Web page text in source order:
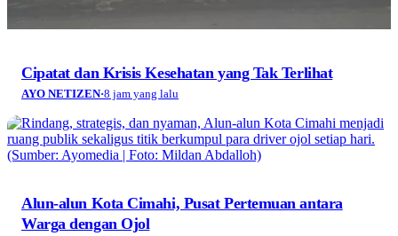
Cipatat dan Krisis Kesehatan yang Tak Terlihat
AYO NETIZEN·8 jam yang lalu
Alun-alun Kota Cimahi, Pusat Pertemuan antara
Warga dengan Ojol